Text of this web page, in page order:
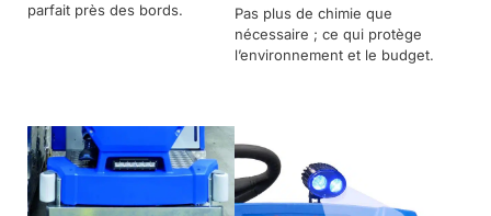
parfait près des bords.
Pas plus de chimie que
nécessaire ; ce qui protège
l’environnement et le budget.